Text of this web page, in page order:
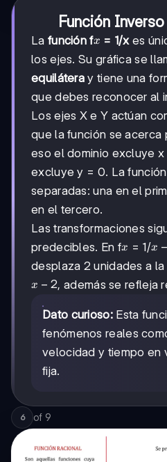
Función
La función fx
x = 1/xes
los ejes. Su gráfica se
equilátera y tiene una
que debes reconocer al
Los ejes X e Y actúan
que la función se acerca
eso el dominio excluye
excluye y = 0. La
separadas: una en el
en el tercero.
Las transformaciones
predecibles. En fx
x = 1/x
-
2
x −
desplaza 2 unidades a
x
x − 2, además se refleja
Dato curioso:Esta
fenómenos reales
velocidad y tiempo en
fija.
6 of 9